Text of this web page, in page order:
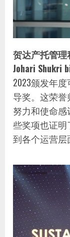
贺达产托管
Johari Shukri
2023颁发年
导奖。这荣
努力和使命
些奖项也证明
到各个运营层